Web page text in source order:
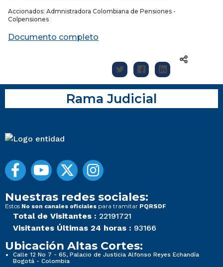
Accionados: Admnistradora Colombiana de Pensiones -
Colpensiones
Documento completo
Rama Judicial
Nuestras redes sociales:
Estos No son canales oficiales para tramitar PQRSDF
Total de Visitantes : 22191721
Visitantes Últimas 24 horas : 93166
Ubicación Altas Cortes:
Calle 12 No 7 - 65, Palacio de Justicia Alfonso Reyes Echandía
Bogotá - Colombia